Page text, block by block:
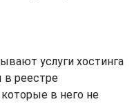
услуги хостинга
реестре
в него не